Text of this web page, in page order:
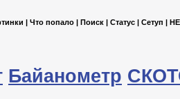
| Что попало | Поиск | Статус | Сетуп |
Байанометр